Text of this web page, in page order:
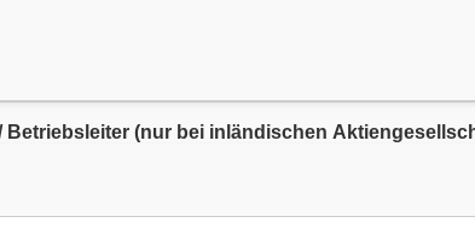
Betriebsleiter (nur bei inländischen